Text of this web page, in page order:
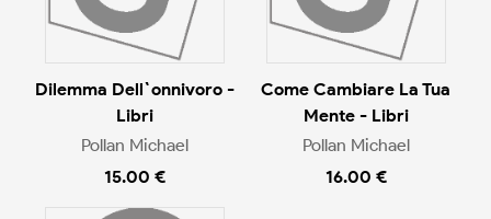
Dilemma Dell`onnivoro -
Libri
Pollan Michael
15.00 €
Come Cambiare La Tua
Mente - Libri
Pollan Michael
16.00 €